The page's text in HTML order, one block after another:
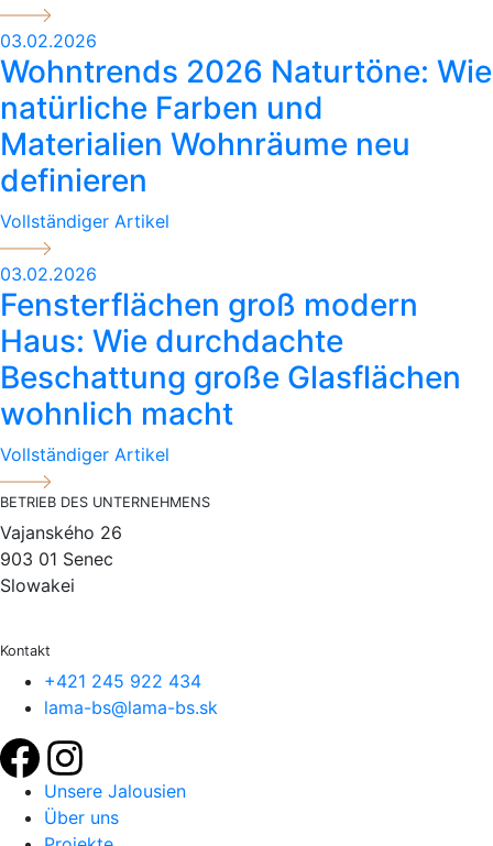
03.02.2026
Wohntrends 2026 Naturtöne: Wie
natürliche Farben und
Materialien Wohnräume neu
definieren
Vollständiger Artikel
03.02.2026
Fensterflächen groß modern
Haus: Wie durchdachte
Beschattung große Glasflächen
wohnlich macht
Vollständiger Artikel
BETRIEB DES UNTERNEHMENS
Vajanského 26
903 01 Senec
Slowakei
Kontakt
+421 245 922 434
lama-bs@lama-bs.sk
Unsere Jalousien
Über uns